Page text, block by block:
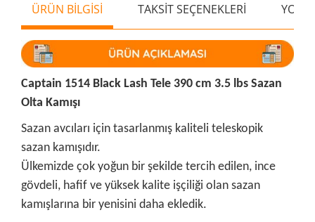
ÜRÜN BİLGİSİ TAKSİT SEÇENEKLERİ
Captain 1514 Black Lash Tele 390 cm 3.5 lbs Sazan
Olta Kamışı
Sazan avcıları için tasarlanmış kaliteli teleskopik
sazan kamışıdır.
Ülkemizde çok yoğun bir şekilde tercih edilen, ince
gövdeli, hafif ve yüksek kalite işçiliği olan sazan
kamışlarına bir yenisini daha ekledik.